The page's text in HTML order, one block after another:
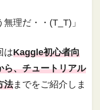
理だ・・(T_T)」
はKaggle初心者向
ら、チュートリアル
法までをご紹介しま